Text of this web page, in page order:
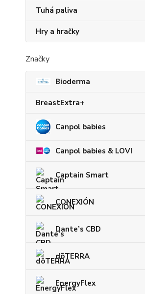
Tuhá paliva
Hry a hračky
Značky
Bioderma
BreastExtra+
Canpol babies
Canpol babies & LOVI
Captain Smart
CONEXIÓN
Dante’s CBD
dōTERRA
EnergyFlex